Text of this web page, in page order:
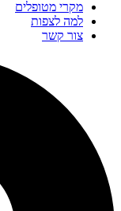
מקרי מטופלים
למה לצפות
צור קשר